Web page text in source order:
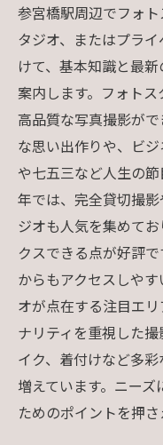
渋谷区について
お客様の声
関連エリア
対応地域
参宮橋駅周辺でフォ
タジオ、またはプラ
けて、基本知識と最
案内します。フォト
高品質な写真撮影が
な思い出作りや、ビ
や七五三など人生の
年では、完全貸切撮
ジオも人気を集めて
クスできる点が好評
からもアクセスしや
オが点在する注目エ
ナリティを重視した
イク、着付けなど多
増えています。ニー
ためのポイントを押さ